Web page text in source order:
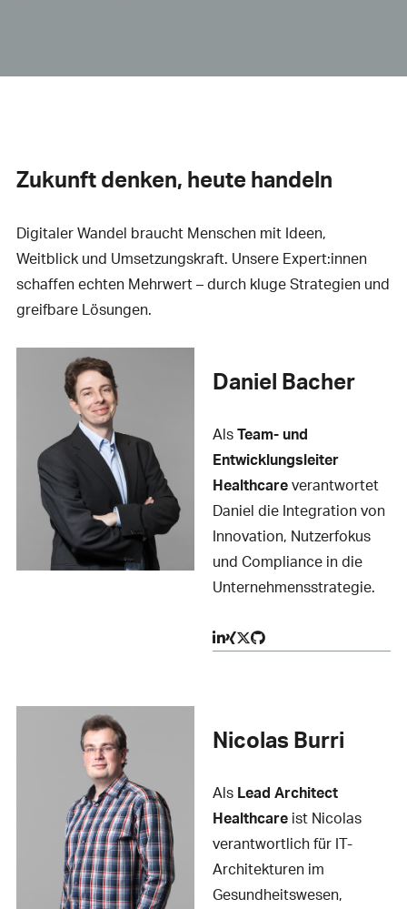
Zukunft denken, heute handeln
Digitaler Wandel braucht Menschen mit Ideen,
Weitblick und Umsetzungskraft. Unsere Expert:innen
schaffen echten Mehrwert – durch kluge Strategien und
greifbare Lösungen.
Daniel Bacher
AlsTeam- und
Entwicklungsleiter
Healthcareverantwortet
Daniel die Integration von
Innovation, Nutzerfokus
und Compliance in die
Unternehmensstrategie.
Nicolas Burri
Als Lead Architect
Healthcare ist Nicolas
verantwortlich für IT-
Architekturen im
Gesundheitswesen,